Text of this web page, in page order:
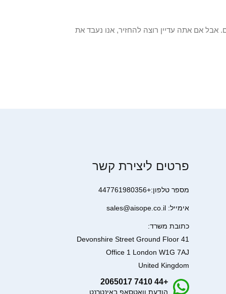
פריט / ים. אבל אם אתה עדיין רוצה להחזיר, אנו נעבד את
פרטים ליצירת קשר
מספר טלפון:+447761980356
אימייל: sales@aisope.co.il
כתובת משרד:
41 Devonshire Street Ground Floor
Office 1 London W1G 7AJ
United Kingdom
+44 7410 2065017
הודעת וואטסאפ באינטרנט